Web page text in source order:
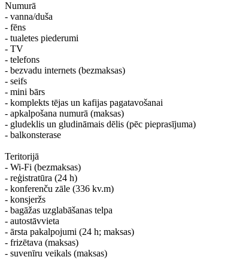
Numurā
​- vanna/duša
- fēns
- tualetes piederumi
- TV
- telefons
- bezvadu internets (bezmaksas)
- seifs
- mini bārs
- komplekts tējas un kafijas pagatavošanai
- apkalpošana numurā (maksas)
- gludeklis un gludināmais dēlis (pēc pieprasījuma)
- balkonsterase
Teritorijā
​- Wi-Fi (bezmaksas)
- reģistratūra (24 h)
- konferenču zāle (336 kv.m)
- konsjeržs
- bagāžas uzglabāšanas telpa
- autostāvvieta
- ārsta pakalpojumi (24 h; maksas)
- frizētava (maksas)
- suvenīru veikals (maksas)